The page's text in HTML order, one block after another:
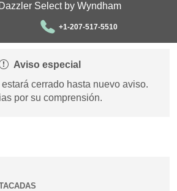
Select by Wyndham
+1-207-517-5510
Aviso especial
cerrado hasta nuevo aviso.
por su comprensión.